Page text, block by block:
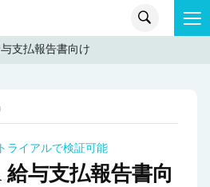
支払報告書向け
ライアルで検証可能
与支払報告書向